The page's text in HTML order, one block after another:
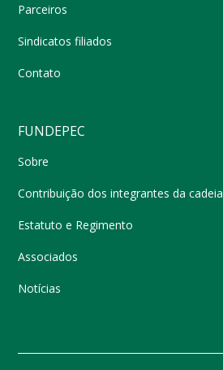
Parceiros
Sindicatos filiados
Contato
FUNDEPEC
Sobre
Contribuição dos integrantes da cadeia
Estatuto e Regimento
Associados
Notícias